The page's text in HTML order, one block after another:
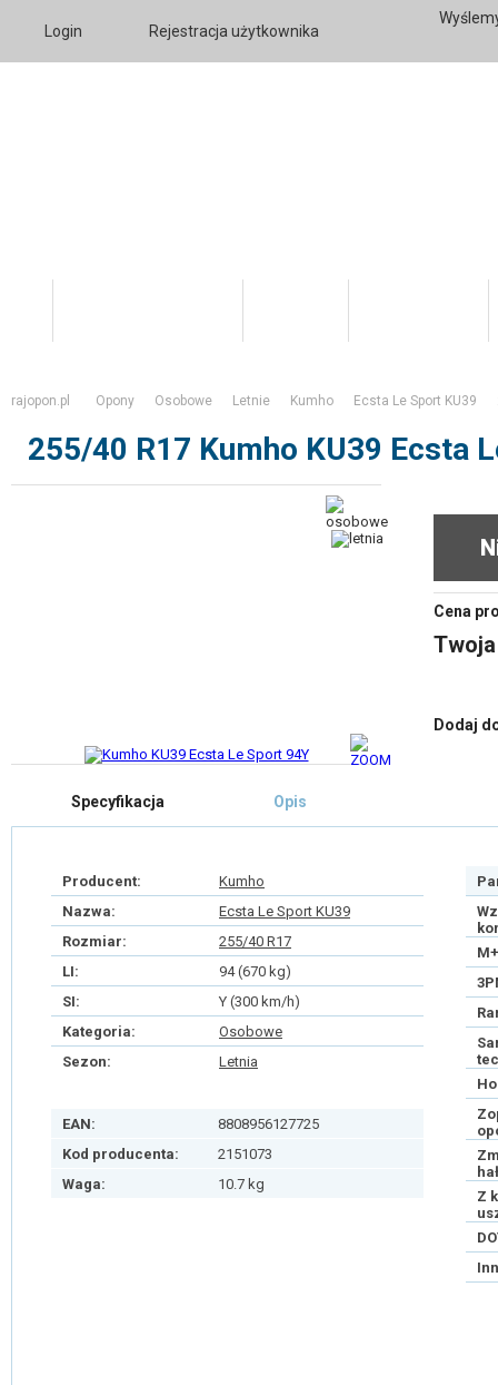
Login Rejestracja użytkownika
rajopon.pl Opony Osobowe Letnie Kumho Ecsta Le Sport KU39
255/40 R17 Kumho KU39 Ecsta
Cena
Dodaj
Specyfikacja Opis
Producent:
Kumho
Nazwa:
Ecsta Le Sport KU39
Rozmiar:
255/40 R17
LI:
94 (670 kg)
SI:
Y (300 km/h)
Kategoria:
Osobowe
Sezon:
Letnia
EAN:
8808956127725
Kod producenta:
2151073
Waga:
10.7 kg
Z